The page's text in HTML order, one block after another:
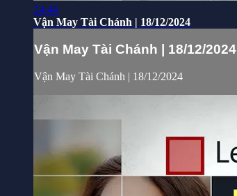
24:46
Vận May Tài Chánh | 18/12/2024
Vận May Tài Chánh | 18/12/2024
Vận May Tài Chánh | 18/12/2024